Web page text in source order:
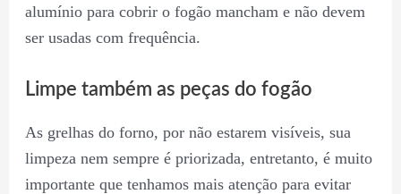
alumínio para cobrir o fogão mancham e não devem
ser usadas com frequência.
Limpe também as peças do fogão
As grelhas do forno, por não estarem visíveis, sua
limpeza nem sempre é priorizada, entretanto, é muito
importante que tenhamos mais atenção para evitar